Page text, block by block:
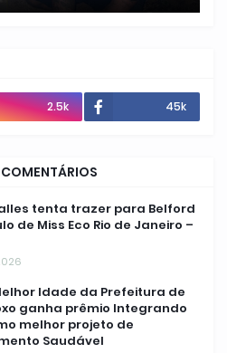
2.5k 45k
COMENTÁRIOS
tenta trazer para Belford
de Miss Eco Rio de Janeiro –
Idade da Prefeitura de
ganha prêmio Integrando
melhor projeto de
Saudável